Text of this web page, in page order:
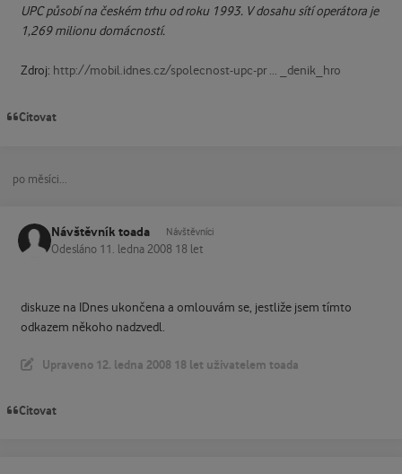
UPC působí na českém trhu od roku 1993. V dosahu sítí operátora je
1,269 milionu domácností.
Zdroj: http://mobil.idnes.cz/spolecnost-upc-pr ... _denik_hro
Citovat
po měsíci...
Návštěvník toada Návštěvníci
Odesláno 11. ledna 2008 18 let
diskuze na IDnes ukončena a omlouvám se, jestliže jsem tímto
odkazem někoho nadzvedl.
Upraveno 12. ledna 2008 18 let uživatelem toada
Citovat